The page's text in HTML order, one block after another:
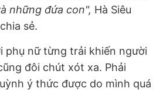
những đứa con", Hà Siêu
sẻ.
phụ nữ từng trải khiến người
đôi chút xót xa. Phải
ý thức được do mình quá